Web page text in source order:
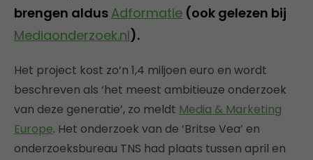
brengen aldus Adformatie (ook gelezen bij
Mediaonderzoek.nl).
Het project kost zo’n 1,4 miljoen euro en wordt
beschreven als ‘het meest ambitieuze onderzoek
van deze generatie’, zo meldt Media & Marketing
Europe. Het onderzoek van de ‘Britse Vea’ en
onderzoeksbureau TNS had plaats tussen april en